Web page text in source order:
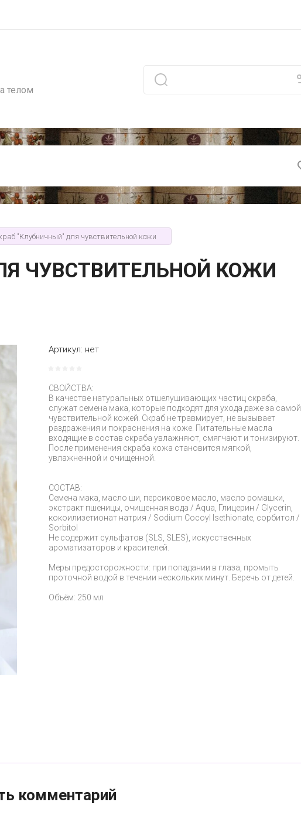
телом
"Клубничный" для чувствительной кожи
ЧУВСТВИТЕЛЬНОЙ КОЖИ
Артикул: нет
СВОЙСТВА:
В качестве натуральных отшелушивающих частиц скраба,
служат семена мака, которые подходят для ухода даже за самой
чувствительной кожей. Скраб не травмирует, не вызывает
раздражения и покраснения на коже. Питательные масла
входящие в состав скраба увлажняют, смягчают и тонизируют.
После применения скраба кожа становится мягкой,
увлажненной и очищенной.
СОСТАВ:
Семена мака, масло ши, персиковое масло, масло ромашки,
экстракт пшеницы, очищенная вода / Aqua, Глицерин / Glycerin,
кокоилизетионат натрия / Sodium Cocoyl Isethionate, сорбитол /
Sorbitol
Не содержит сульфатов (SLS, SLES), искусственных
ароматизаторов и красителей.
Меры предосторожности: при попадании в глаза, промыть
проточной водой в течении нескольких минут. Беречь от детей.
Объём: 250 мл
комментарий